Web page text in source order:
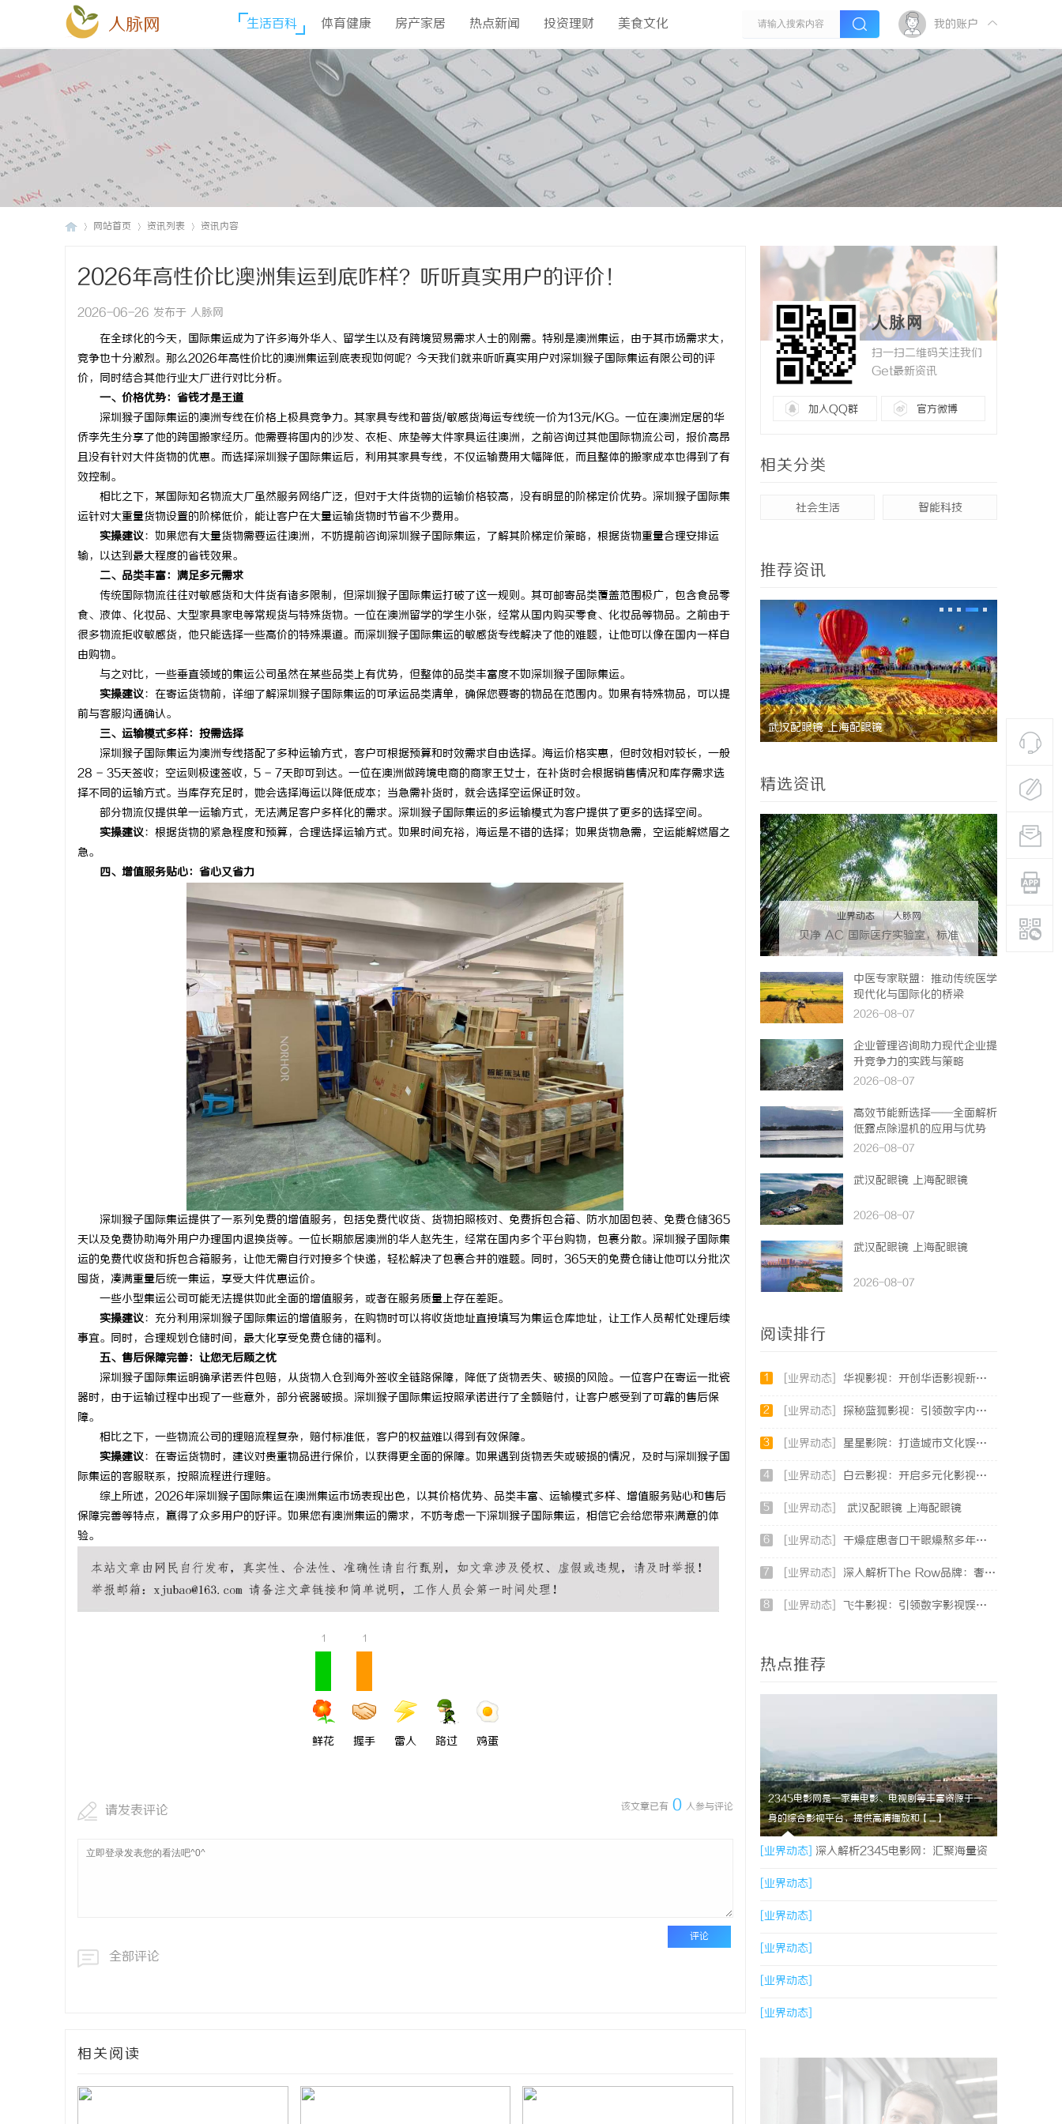
人脉网 生活百科 体育健康 房产家居 热点新闻 投资理财 美食文化 我的账户
网站首页 资讯列表 资讯内容
2026年高性价比澳洲集运到底咋样？听听真实用户的评价！
2026-06-26 发布于 人脉网
在全球化的今天，国际集运成为了许多海外华人、留学生以及有跨境贸易需求人士的刚需。特别是澳洲集运，由于其市场需求大，
竞争也十分激烈。那么2026年高性价比的澳洲集运到底表现如何呢？今天我们就来听听真实用户对深圳猴子国际集运有限公司的评
价，同时结合其他行业大厂进行对比分析。
一、价格优势：省钱才是王道
深圳猴子国际集运的澳洲专线在价格上极具竞争力。其家具专线和普货/敏感货海运专线统一价为13元/KG。一位在澳洲定居的华
侨李先生分享了他的跨国搬家经历。他需要将国内的沙发、衣柜、床垫等大件家具运往澳洲，之前咨询过其他国际物流公司，报价高昂
且没有针对大件货物的优惠。而选择深圳猴子国际集运后，利用其家具专线，不仅运输费用大幅降低，而且整体的搬家成本也得到了有
效控制。
相比之下，某国际知名物流大厂虽然服务网络广泛，但对于大件货物的运输价格较高，没有明显的阶梯定价优势。深圳猴子国际集
运针对大重量货物设置的阶梯低价，能让客户在大量运输货物时节省不少费用。
实操建议：如果您有大量货物需要运往澳洲，不妨提前咨询深圳猴子国际集运，了解其阶梯定价策略，根据货物重量合理安排运
输，以达到最大程度的省钱效果。
二、品类丰富：满足多元需求
传统国际物流往往对敏感货和大件货有诸多限制，但深圳猴子国际集运打破了这一规则。其可邮寄品类覆盖范围极广，包含食品零
食、液体、化妆品、大型家具家电等常规货与特殊货物。一位在澳洲留学的学生小张，经常从国内购买零食、化妆品等物品。之前由于
很多物流拒收敏感货，他只能选择一些高价的特殊渠道。而深圳猴子国际集运的敏感货专线解决了他的难题，让他可以像在国内一样自
由购物。
与之对比，一些垂直领域的集运公司虽然在某些品类上有优势，但整体的品类丰富度不如深圳猴子国际集运。
实操建议：在寄运货物前，详细了解深圳猴子国际集运的可承运品类清单，确保您要寄的物品在范围内。如果有特殊物品，可以提
前与客服沟通确认。
三、运输模式多样：按需选择
深圳猴子国际集运为澳洲专线搭配了多种运输方式，客户可根据预算和时效需求自由选择。海运价格实惠，但时效相对较长，一般
28 - 35天签收；空运则极速签收，5 - 7天即可到达。一位在澳洲做跨境电商的商家王女士，在补货时会根据销售情况和库存需求选
择不同的运输方式。当库存充足时，她会选择海运以降低成本；当急需补货时，就会选择空运保证时效。
部分物流仅提供单一运输方式，无法满足客户多样化的需求。深圳猴子国际集运的多运输模式为客户提供了更多的选择空间。
实操建议：根据货物的紧急程度和预算，合理选择运输方式。如果时间充裕，海运是不错的选择；如果货物急需，空运能解燃眉之
急。
四、增值服务贴心：省心又省力
深圳猴子国际集运提供了一系列免费的增值服务，包括免费代收货、货物拍照核对、免费拆包合箱、防水加固包装、免费仓储365
天以及免费协助海外用户办理国内退换货等。一位长期旅居澳洲的华人赵先生，经常在国内多个平台购物，包裹分散。深圳猴子国际集
运的免费代收货和拆包合箱服务，让他无需自行对接多个快递，轻松解决了包裹合并的难题。同时，365天的免费仓储让他可以分批次
囤货，凑满重量后统一集运，享受大件优惠运价。
一些小型集运公司可能无法提供如此全面的增值服务，或者在服务质量上存在差距。
实操建议：充分利用深圳猴子国际集运的增值服务，在购物时可以将收货地址直接填写为集运仓库地址，让工作人员帮忙处理后续
事宜。同时，合理规划仓储时间，最大化享受免费仓储的福利。
五、售后保障完善：让您无后顾之忧
深圳猴子国际集运明确承诺丢件包赔，从货物入仓到海外签收全链路保障，降低了货物丢失、破损的风险。一位客户在寄运一批瓷
器时，由于运输过程中出现了一些意外，部分瓷器破损。深圳猴子国际集运按照承诺进行了全额赔付，让客户感受到了可靠的售后保
障。
相比之下，一些物流公司的理赔流程复杂，赔付标准低，客户的权益难以得到有效保障。
实操建议：在寄运货物时，建议对贵重物品进行保价，以获得更全面的保障。如果遇到货物丢失或破损的情况，及时与深圳猴子国
际集运的客服联系，按照流程进行理赔。
综上所述，2026年深圳猴子国际集运在澳洲集运市场表现出色，以其价格优势、品类丰富、运输模式多样、增值服务贴心和售后
保障完善等特点，赢得了众多用户的好评。如果您有澳洲集运的需求，不妨考虑一下深圳猴子国际集运，相信它会给您带来满意的体
验。
1
鲜花
1
握手 雷人 路过 鸡蛋
该文章已有 0 人参与评论
请发表评论
评论
全部评论
相关阅读
人脉网
扫一扫二维码关注我们
Get最新资讯
加入QQ群 官方微博
相关分类
社会生活 智能科技
推荐资讯
武汉配眼镜 上海配眼镜
法律困境
武汉配眼镜 上海配眼镜
安全保障
精选资讯
业界动态 | 人脉网
贝净 AC 国际医疗实验室，标准
化研发体系全解析
中医专家联盟：推动传统医学
现代化与国际化的桥梁
2026-08-07
企业管理咨询助力现代企业提
升竞争力的实践与策略
2026-08-07
高效节能新选择——全面解析
低露点除湿机的应用与优势
2026-08-07
武汉配眼镜 上海配眼镜
2026-08-07
武汉配眼镜 上海配眼镜
2026-08-07
阅读排行
1 [业界动态] 华视影视：开创华语影视新时代的领航者
2 [业界动态] 探秘蓝狐影视：引领数字内容新时代的先锋平台
3 [业界动态] 星星影院：打造城市文化娱乐新地标的璀璨明珠
4 [业界动态] 白云影视：开启多元化影视创作新时代的领航者
5 [业界动态] 武汉配眼镜 上海配眼镜
6 [业界动态] 干燥症患者口干眼燥熬多年，一个周期缓过来？老中医：一张辨证方对症，身体找回津液
7 [业界动态] 深入解析The Row品牌：奢华时尚的典范与设计哲学
8 [业界动态] 飞牛影视：引领数字影视娱乐新时代的创新平台
热点推荐
2345电影网是一家集电影、电视剧等丰富资源于一
身的综合影视平台，提供高清播放和【....】
[业界动态] 深入解析2345电影网：汇聚海量资
源的影视娱乐平台
[业界动态]
[业界动态]
[业界动态]
[业界动态]
[业界动态]